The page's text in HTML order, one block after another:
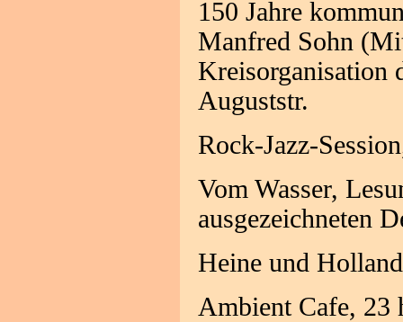
150 Jahre
Manfred Sohn
Kreisorganisation
Auguststr.
Rock-Jazz-
Vom Wasser,
ausgezeichneten
Heine und
Ambient Cafe, 23